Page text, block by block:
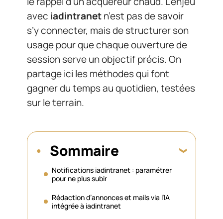
avec iadintranetn’est pas de savoir
s’y connecter, mais de structurer son
usage pour que chaque ouverture de
session serve un objectif précis. On
partage ici les méthodes qui font
gagner du temps au quotidien, testées
sur le terrain.
Sommaire
Notifications iadintranet : paramétrer
pour ne plus subir
Rédaction d’annonces et mails via l’IA
intégrée à iadintranet